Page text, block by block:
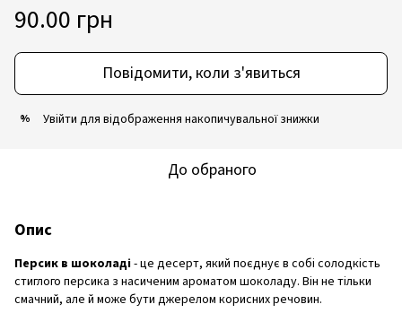
90.00 грн
Повідомити, коли з'явиться
% Увійти для відображення накопичувальної знижки
До обраного
Опис
Персик в шоколаді- це десерт, який поєднує в собі солодкість
стиглого персика з насиченим ароматом шоколаду. Він не тільки
смачний, але й може бути джерелом корисних речовин.